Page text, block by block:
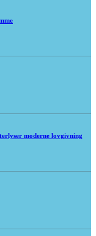
moderne lovgivning